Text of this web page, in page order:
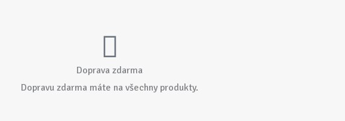
Doprava zdarma
Dopravu zdarma máte na všechny produkty.